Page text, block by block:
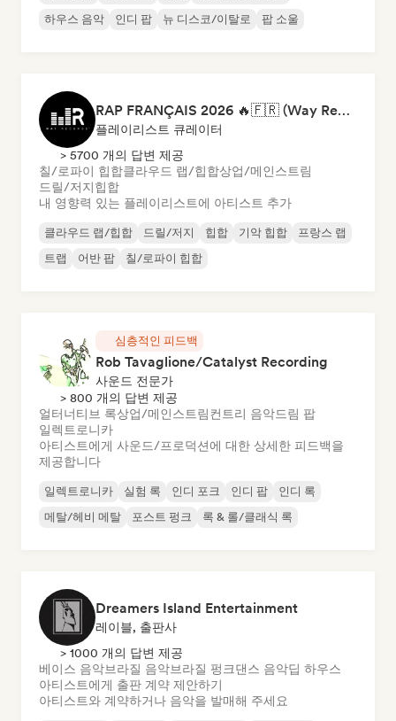
하우스 음악
인디 팝 뉴 디스코/이탈로 팝 소울
RAP FRANÇAIS 2026 🔥🇫🇷 (Way Records)
플레이리스트 큐레이터
> 5700 개의 답변 제공
칠/로파이 힙합클라우드 랩/힙합상업/메인스트림
드릴/저지힙합
내 영향력 있는 플레이리스트에 아티스트 추가
클라우드 랩/힙합 드릴/저지 힙합 기악 힙합
프랑스 랩
트랩
어반 팝 칠/로파이 힙합
심층적인 피드백
Rob Tavaglione/Catalyst Recording
사운드 전문가
> 800 개의 답변 제공
얼터너티브 록상업/메인스트림컨트리 음악드림 팝
일렉트로니카
아티스트에게 사운드/프로덕션에 대한 상세한 피드백을
제공합니다
일렉트로니카 실험 록 인디 포크 인디 팝
인디 록
메탈/헤비 메탈
포스트 펑크 록 & 롤/클래식 록
Dreamers Island Entertainment
레이블, 출판사
> 1000 개의 답변 제공
베이스 음악브라질 음악브라질 펑크댄스 음악딥 하우스
아티스트에게 출판 계약 제안하기
아티스트와 계약하거나 음악을 발매해 주세요